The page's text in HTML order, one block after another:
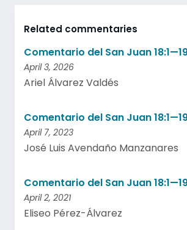
Related commentaries
Comentario del San Juan
April 3, 2026
Ariel Álvarez Valdés
Comentario del San Juan
April 7, 2023
José Luis Avendaño Manzanares
Comentario del San Juan
April 2, 2021
Eliseo Pérez-Álvarez